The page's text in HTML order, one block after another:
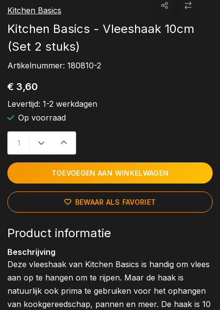
Kitchen Basics
Kitchen Basics - Vleeshaak 10cm
(Set 2 stuks)
Artikelnummer: 180810-2
€ 3,60
Levertijd: 1-2 werkdagen
Op voorraad
TOEVOEGEN AAN WINKELWAGEN
BEWAAR ALS FAVORIET
Product informatie
Beschrijving
Deze vleeshaak van Kitchen Basics is handig om vlees
aan op te hangen om te rijpen. Maar de haak is
natuurlijk ook prima te gebruiken voor het ophangen
van kookgereedschap, pannen en meer. De haak is 10